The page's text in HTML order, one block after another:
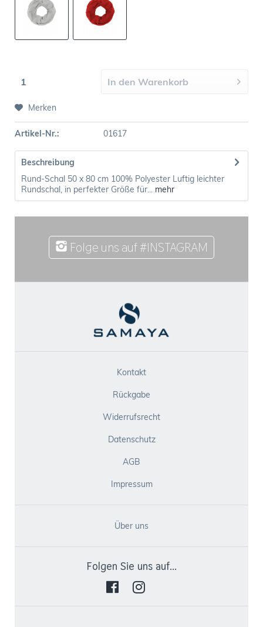
In den Warenkorb
Merken
Artikel-Nr.: 01617
Beschreibung
Rund-Schal 50 x 80 cm 100% Polyester Luftig leichter
Rundschal, in perfekter Größe für... mehr
Folge uns auf #INSTAGRAM
Kontakt
Rückgabe
Widerrufsrecht
Datenschutz
AGB
Impressum
Über uns
Folgen Sie uns auf...